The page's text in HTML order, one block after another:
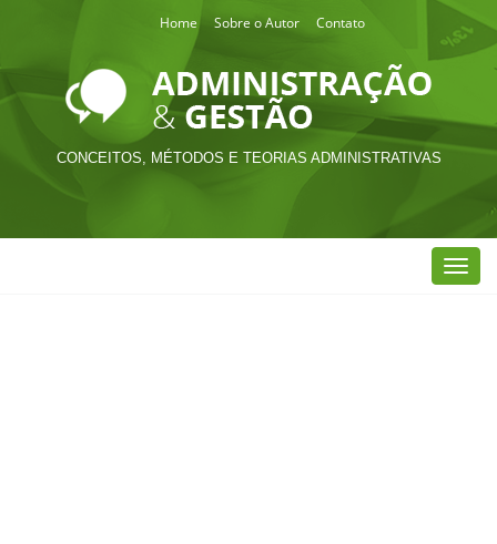
Home Sobre o Autor Contato
CONCEITOS, MÉTODOS E TEORIAS ADMINISTRATIVAS